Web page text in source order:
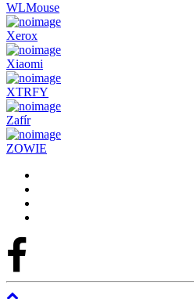
WLMouse
Xerox
Xiaomi
XTRFY
Zafír
ZOWIE